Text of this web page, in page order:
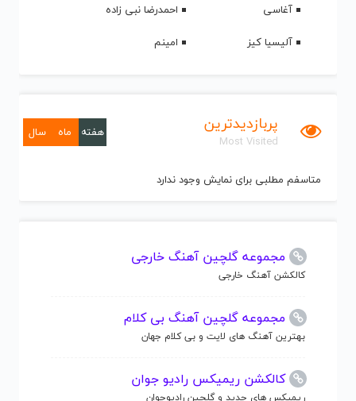
آغاسی
احمدرضا نبی زاده
آلیسیا کیز
امینم
پربازدیدترین
Most Visited
هفته ماه سال
متاسفم مطلبی برای نمایش وجود ندارد
مجموعه گلچین آهنگ خارجی
کالکشن آهنگ خارجی
مجموعه گلچین آهنگ بی کلام
بهترین آهنگ های لایت و بی کلام جهان
کالکشن ریمیکس رادیو جوان
ریمیکس های جدید و گلچین رادیوجوان